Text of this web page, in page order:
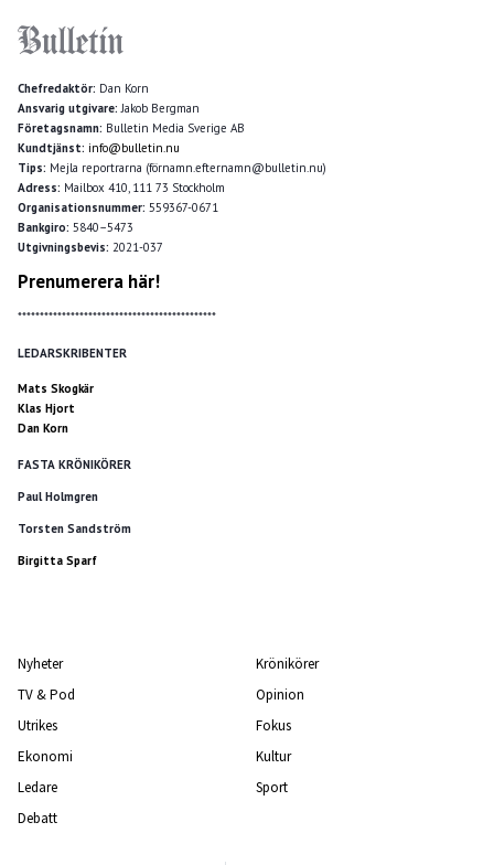
Chefredaktör: Dan Korn
Ansvarig utgivare: Jakob Bergman
Företagsnamn: Bulletin Media Sverige AB
Kundtjänst: info@bulletin.nu
Tips: Mejla reportrarna (förnamn.efternamn@bulletin.nu)
Adress: Mailbox 410, 111 73 Stockholm
Organisationsnummer: 559367-0671
Bankgiro: 5840–5473
Utgivningsbevis: 2021-037
Prenumerera här!
*********************************************
LEDARSKRIBENTER
Mats Skogkär
Klas Hjort
Dan Korn
FASTA KRÖNIKÖRER
Paul Holmgren
Torsten Sandström
Birgitta Sparf
Nyheter
TV & Pod
Utrikes
Ekonomi
Ledare
Debatt
Krönikörer
Opinion
Fokus
Kultur
Sport